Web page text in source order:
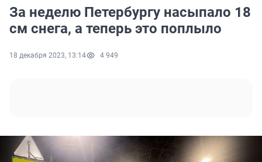
За неделю Петербургу насыпало 18
см снега, а теперь это поплыло
18 декабря 2023, 13:14 4 949